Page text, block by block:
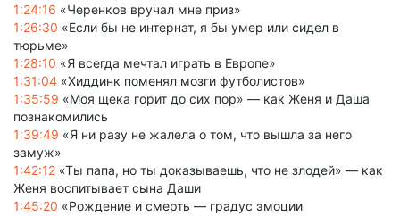
1:24:16 «Черенков вручал мне приз»
1:26:30 «Если бы не интернат, я бы умер или сидел в
тюрьме»
1:28:10 «Я всегда мечтал играть в Европе»
1:31:04 «Хиддинк поменял мозги футболистов»
1:35:59 «Моя щека горит до сих пор» — как Женя и Даша
познакомились
1:39:49 «Я ни разу не жалела о том, что вышла за него
замуж»
1:42:12 «Ты папа, но ты доказываешь, что не злодей» — как
Женя воспитывает сына Даши
1:45:20 «Рождение и смерть — градус эмоции